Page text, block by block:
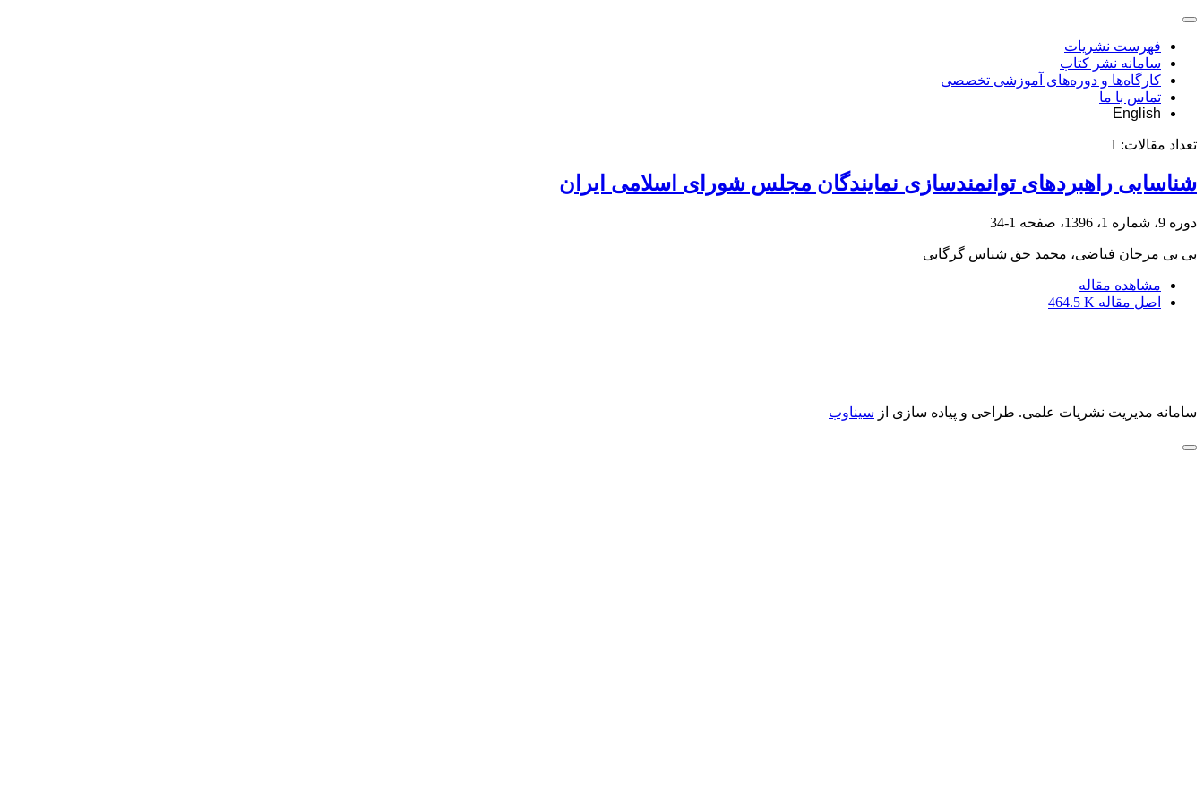
فهرست نشریات
سامانه نشر کتاب
کارگاه‌ها و دوره‌های آموزشی تخصصی
تماس با ما
English
تعداد مقالات: 1
شناسایی راهبردهای توانمندسازی نمایندگان مجلس شورای اسلامی ایران
دوره 9، شماره 1، 1396، صفحه 1-34
بی بی مرجان فیاضی، محمد حق شناس گرگابی
مشاهده مقاله
اصل مقاله 464.5 K
سامانه مدیریت نشریات علمی. طراحی و پیاده سازی از سیناوب